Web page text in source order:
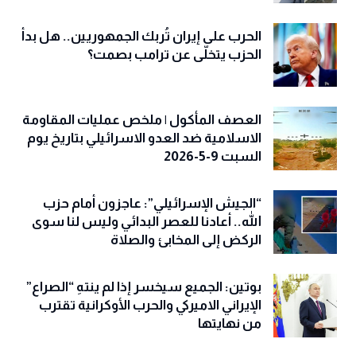
الحرب على إيران تُربك الجمهوريين.. هل بدأ
الحزب يتخلّى عن ترامب بصمت؟
العصف المأكول | ملخص عمليات المقاومة
الاسلامية ضد العدو الاسرائيلي بتاريخ يوم
السبت 9-5-2026
“الجيش الإسرائيلي”: عاجزون أمام حزب
الله.. أعادنا للعصر البدائي وليس لنا سوى
الركض إلى المخابئ والصلاة
بوتين: الجميع سيخسر إذا لم ينتهِ “الصراع”
الإيراني الاميركي والحرب الأوكرانية تقترب
من نهايتها